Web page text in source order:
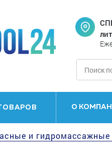
О
и гидромассажные